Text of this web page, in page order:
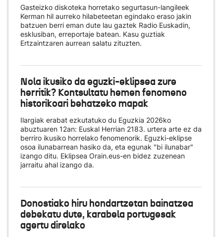
Gasteizko diskoteka horretako segurtasun-langileek
Kerman hil aurreko hilabeteetan egindako eraso jakin
batzuen berri eman dute lau gaztek Radio Euskadin,
esklusiban, erreportaje batean. Kasu guztiak
Ertzaintzaren aurrean salatu zituzten.
Nola ikusiko da eguzki-eklipsea zure
herritik? Kontsultatu hemen fenomeno
historikoari behatzeko mapak
Ilargiak erabat ezkutatuko du Eguzkia 2026ko
abuztuaren 12an: Euskal Herrian 2183. urtera arte ez da
berriro ikusiko horrelako fenomenorik. Eguzki-eklipse
osoa ilunabarrean hasiko da, eta egunak "bi ilunabar"
izango ditu. Eklipsea Orain.eus-en bidez zuzenean
jarraitu ahal izango da.
Donostiako hiru hondartzetan bainatzea
debekatu dute, karabela portugesak
agertu direlako